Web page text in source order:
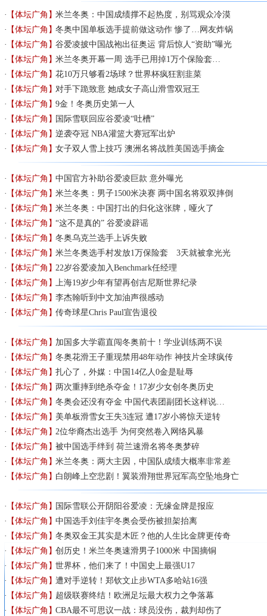
【体坛广角】米兰冬奥：中国成绩撑不起热度，别骂观众冷漠
【体坛广角】冬奥中国单板选手提前做这动作 惨了…网友炸锅
【体坛广角】谷爱凌披中国战袍出征奥运 背后惊人“资助”曝光
【体坛广角】米兰冬奥开幕一周 选手已用掉1万个保险套…
【体坛广角】花10万只够看2场球？世界杯疯狂割韭菜
【体坛广角】对手下跪致意 她成女子高山滑雪双冠王
【体坛广角】9金！冬奥历史第一人
【体坛广角】 国际雪联回应谷爱凌“吐槽”
【体坛广角】逆袭夺冠 NBA灌篮大赛冠军出炉
【体坛广角】女子双人雪上技巧 澳洲名将战胜美国选手摘金
【体坛广角】中国官方补助谷爱凌巨款 意外曝光
【体坛广角】米兰冬奥：男子1500米决赛 两中国名将双双摔倒
【体坛广角】米兰冬奥：中国打出的归化这张牌，哑火了
【体坛广角】“这不是真的” 谷爱凌辟谣
【体坛广角】冬奥乌克兰选手上诉失败
【体坛广角】米兰冬奥选手村发放1万保险套 3天就被拿光光
【体坛广角】22岁谷爱凌加入Benchmark任经理
【体坛广角】上海19岁少年有望再创吉尼斯世界纪录
【体坛广角】李杰翰听到中文加油声很感动
【体坛广角】传奇球星Chris Paul宣告退役
【体坛广角】加国多大学霸直闯冬奥前十！学业训练两不误
【体坛广角】冬奥花滑王子重现禁用48年动作 神技片全球疯传
【体坛广角】扎心了，外媒：中国14亿人0金是耻辱
【体坛广角】两次重摔到绝杀夺金！17岁少女创冬奥历史
【体坛广角】冬奥会还没有夺金 中国代表团副团长这样说…
【体坛广角】美单板滑雪女王失3连冠 遭17岁小将惊天逆转
【体坛广角】2位华裔杰出选手 为何突然卷入网络风暴
【体坛广角】被中国选手绊到 荷兰速滑名将冬奥梦碎
【体坛广角】米兰冬奥：两大主因，中国队成绩大概率非常差
【体坛广角】白朗峰上空悲剧！翼装滑翔世界冠军高空坠地身亡
【体坛广角】 国际雪联公开阴阳谷爱凌：无缘金牌是报应
【体坛广角】中国选手刘佳宇冬奥会受伤被担架抬离
【体坛广角】冬奥双金王其实是木匠？他的人生比金牌更传奇
【体坛广角】创历史！米兰冬奥速滑男子1000米 中国摘铜
【体坛广角】世界杯，他们来了！中国史上最强U17
【体坛广角】遭对手逆转！郑钦文止步WTA多哈站16强
【体坛广角】超级联赛终结！欧洲足坛最大权力之争落幕
【体坛广角】CBA最不可思议一战：球员没伤，裁判却伤了